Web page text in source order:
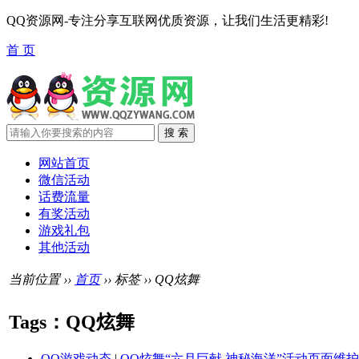
QQ资源网-专注分享互联网优质资源，让我们生活更精彩!
首 页
网站首页
微信活动
话费流量
有奖活动
游戏礼包
其他活动
当前位置 ›› 首页›› 标签 ›› QQ炫舞
Tags：QQ炫舞